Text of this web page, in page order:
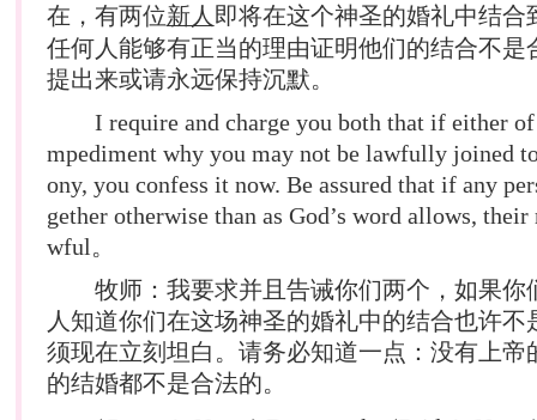
在，有两位新人 即将在这个神圣的婚礼中结合
任何人能够有正当的理由证明他们的结合不是
提出来或请永远保持沉默。
I require and charge you both that if either of
mpediment why you may not be lawfully joined
ony, you confess it now. Be assured that if any
gether otherwise than as God’s word allows,
wful。
牧师：我要求并且告诫你们两个，如果你
人知道你们在这场神圣的婚礼中的结合也许不
须现在立刻坦白。请务必知道一点：没有上帝
的结婚都不是合法的。